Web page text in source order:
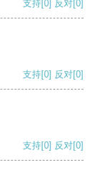
支持[0] 反对[0]
支持[0] 反对[0]
支持[0] 反对[0]